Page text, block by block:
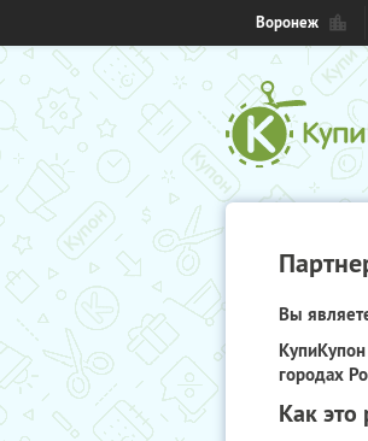
Воронеж
Вы
городах
Как это